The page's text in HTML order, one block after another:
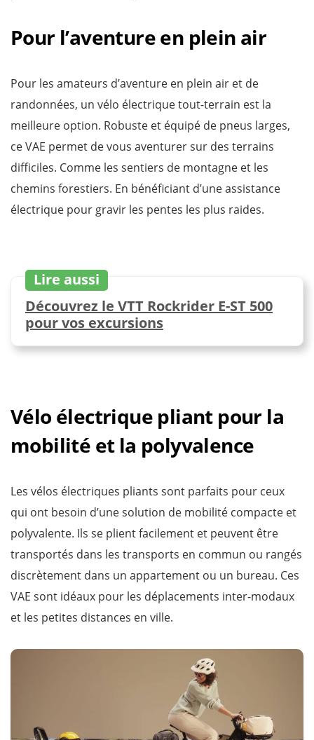
Pour l’aventure en plein air
Pour les amateurs d’aventure en plein air et de
randonnées, un vélo électrique tout-terrain est la
meilleure option. Robuste et équipé de pneus larges,
ce VAE permet de vous aventurer sur des terrains
difficiles. Comme les sentiers de montagne et les
chemins forestiers. En bénéficiant d’une assistance
électrique pour gravir les pentes les plus raides.
Lire aussi
Découvrez le VTT Rockrider E-ST 500
pour vos excursions
Vélo électrique pliant pour la
mobilité et la polyvalence
Les vélos électriques pliants sont parfaits pour ceux
qui ont besoin d’une solution de mobilité compacte et
polyvalente. Ils se plient facilement et peuvent être
transportés dans les transports en commun ou rangés
discrètement dans un appartement ou un bureau. Ces
VAE sont idéaux pour les déplacements inter-modaux
et les petites distances en ville.